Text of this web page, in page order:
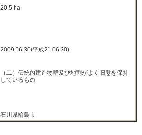
20.5 ha
2009.06.30(平成21.06.30)
（二）伝統的建造物群及び地割がよく旧態を保持
しているもの
石川県輪島市